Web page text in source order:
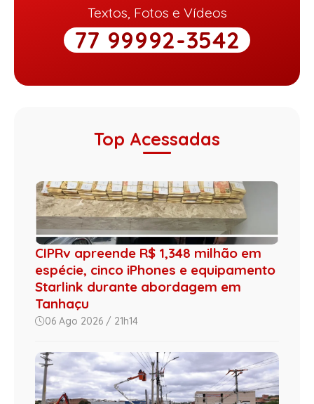
Textos, Fotos e Vídeos
77 99992-3542
Top Acessadas
CIPRv apreende R$ 1,348 milhão em
espécie, cinco iPhones e equipamento
Starlink durante abordagem em
Tanhaçu
06 Ago 2026 / 21h14